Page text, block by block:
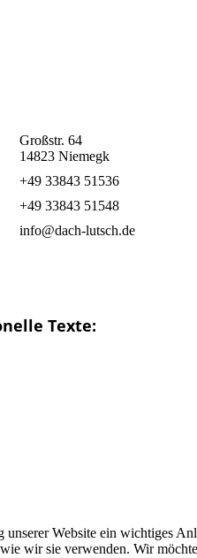
Großstr. 64
14823 Niemegk
+49 33843 51536
+49 33843 51548
info@dach-lutsch.de
Texte:
Website ein wichtiges
wir sie verwenden. Wir